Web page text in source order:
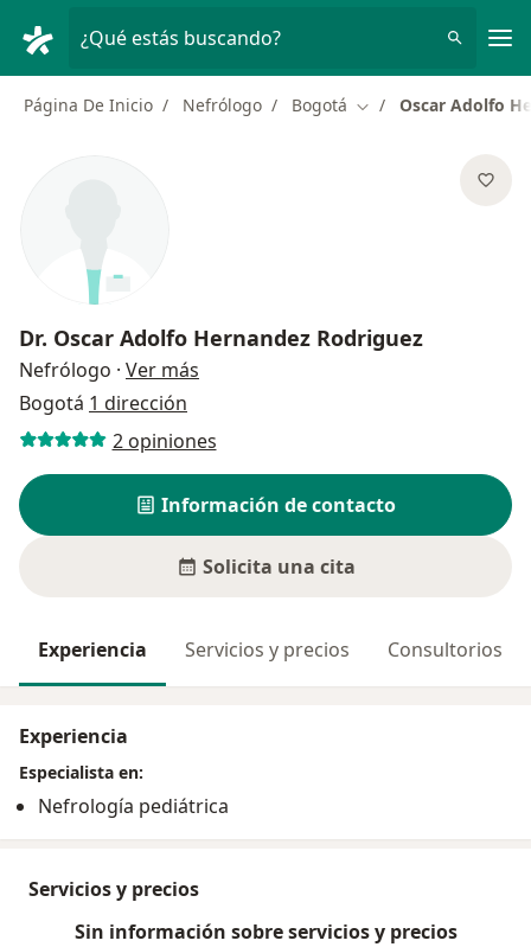
¿Qué estás buscando?
Página De Inicio Nefrólogo Bogotá Cambiar de ciudad
Oscar Adolfo
Dr. Oscar Adolfo Hernandez Rodriguez
Nefrólogo · Ver más
Bogotá 1 dirección
2 opiniones
Información de contacto
Solicita una cita
Experiencia Servicios y precios Consultorios
Experiencia
Especialista en:
Nefrología pediátrica
Servicios y precios
Sin información sobre servicios y precios